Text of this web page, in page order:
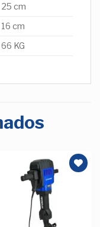
25 cm
16 cm
66 KG